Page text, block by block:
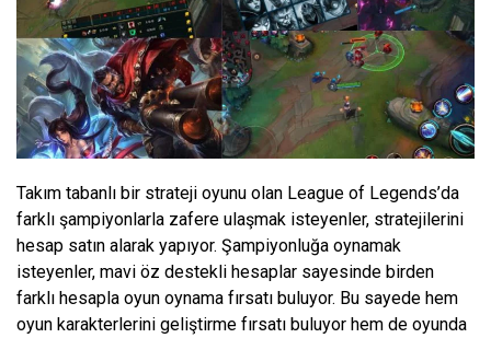
Takım tabanlı bir strateji oyunu olan League of Legends’da
farklı şampiyonlarla zafere ulaşmak isteyenler, stratejilerini
hesap satın alarak yapıyor. Şampiyonluğa oynamak
isteyenler, mavi öz destekli hesaplar sayesinde birden
farklı hesapla oyun oynama fırsatı buluyor. Bu sayede hem
oyun karakterlerini geliştirme fırsatı buluyor hem de oyunda